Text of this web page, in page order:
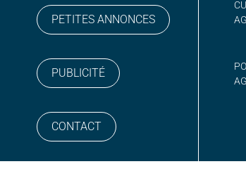
PETITES ANNONCES
PUBLICITÉ
CONTACT